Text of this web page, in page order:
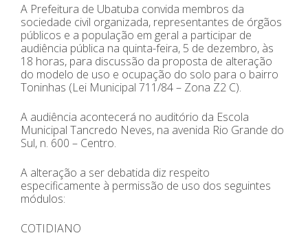
A Prefeitura de Ubatuba convida membros da
sociedade civil organizada, representantes de órgãos
públicos e a população em geral a participar de
audiência pública na quinta-feira, 5 de dezembro, às
18 horas, para discussão da proposta de alteração
do modelo de uso e ocupação do solo para o bairro
Toninhas (Lei Municipal 711/84 – Zona Z2 C).
A audiência acontecerá no auditório da Escola
Municipal Tancredo Neves, na avenida Rio Grande do
Sul, n. 600 – Centro.
A alteração a ser debatida diz respeito
especificamente à permissão de uso dos seguintes
módulos:
COTIDIANO